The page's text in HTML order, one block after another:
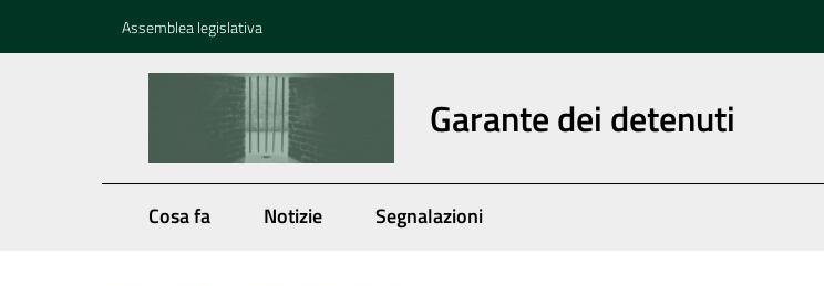
Assemblea legislativa
Garante dei detenuti
Cosa fa Notizie Segnalazioni